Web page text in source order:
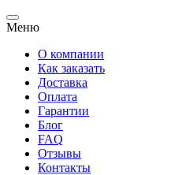
Меню
О компании
Как заказать
Доставка
Оплата
Гарантии
Блог
FAQ
Отзывы
Контакты